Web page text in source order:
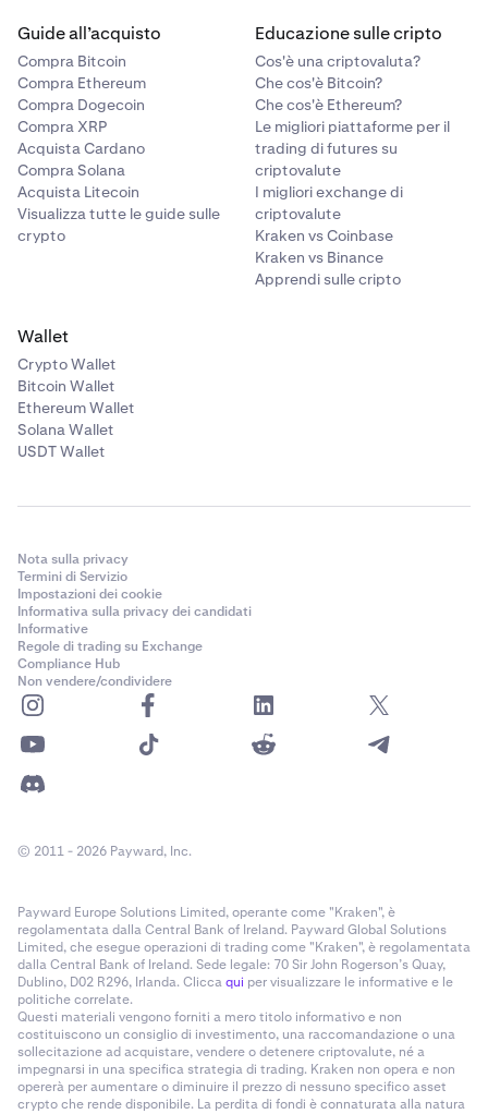
Guide all’acquisto
Compra Bitcoin
Compra Ethereum
Compra Dogecoin
Compra XRP
Acquista Cardano
Compra Solana
Acquista Litecoin
Visualizza tutte le guide sulle
crypto
Educazione sulle cripto
Cos'è una criptovaluta?
Che cos'è Bitcoin?
Che cos'è Ethereum?
Le migliori piattaforme per il
trading di futures su
criptovalute
I migliori exchange di
criptovalute
Kraken vs Coinbase
Kraken vs Binance
Apprendi sulle cripto
Wallet
Crypto Wallet
Bitcoin Wallet
Ethereum Wallet
Solana Wallet
USDT Wallet
Nota sulla privacy
Termini di Servizio
Impostazioni dei cookie
Informativa sulla privacy dei candidati
Informative
Regole di trading su Exchange
Compliance Hub
Non vendere/condividere
© 2011 - 2026 Payward, Inc.
Payward Europe Solutions Limited, operante come "Kraken", è
regolamentata dalla Central Bank of Ireland. Payward Global Solutions
Limited, che esegue operazioni di trading come "Kraken", è regolamentata
dalla Central Bank of Ireland. Sede legale: 70 Sir John Rogerson’s Quay,
Dublino, D02 R296, Irlanda. Cliccaqui per visualizzare le informative e le
politiche correlate.
Questi materiali vengono forniti a mero titolo informativo e non
costituiscono un consiglio di investimento, una raccomandazione o una
sollecitazione ad acquistare, vendere o detenere criptovalute, né a
impegnarsi in una specifica strategia di trading. Kraken non opera e non
opererà per aumentare o diminuire il prezzo di nessuno specifico asset
crypto che rende disponibile. La perdita di fondi è connaturata alla natura